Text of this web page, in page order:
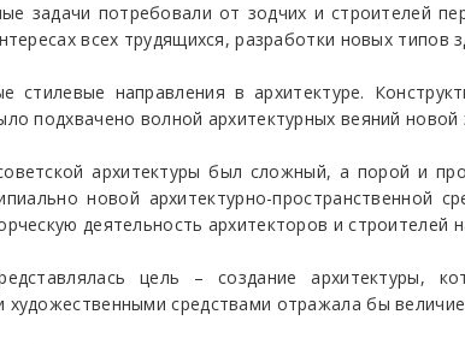
задачи потребовали от зодчих и строителей
всех трудящихся, разработки новых
стилевые направления в архитектуре.
подхвачено волной архитектурных веяний новой
архитектуры был сложный, а порой и
новой архитектурно-
деятельность архитекторов и строителей
цель – создание архитектуры,
художественными средствами отражала бы